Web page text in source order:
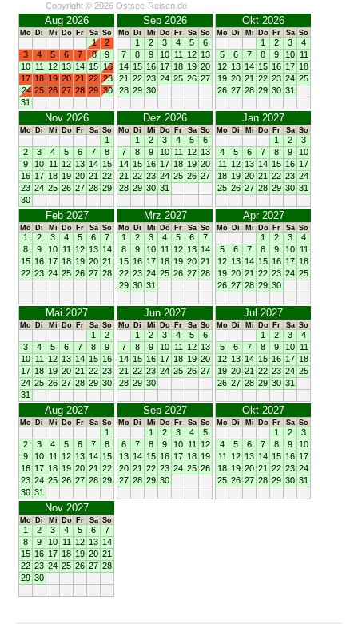
Copyright © 2026 Ostsee-Reisen.de
Aug 2026
Mo Di Mi Do Fr Sa So
1
2
3
4 5 6 7 8
9
10 11 12 13 14 15 16
17 18 19 20 21 22 23
24 25 26 27 28 29 30
31
Sep 2026
Mo Di Mi Do Fr Sa So
1 2 3 4 5
6
7
8 9 10 11 12 13
14 15 16 17 18 19 20
21 22 23 24 25 26 27
28 29 30
Okt 2026
Mo Di Mi Do Fr Sa So
1 2 3
4
5
6 7 8 9 10 11
12 13 14 15 16 17 18
19 20 21 22 23 24 25
26 27 28 29 30 31
Nov 2026
Mo Di Mi Do Fr Sa So
1
2
3 4 5 6 7
8
9
10 11 12 13 14 15
16 17 18 19 20 21 22
23 24 25 26 27 28 29
30
Dez 2026
Mo Di Mi Do Fr Sa So
1 2 3 4 5
6
7
8 9 10 11 12 13
14 15 16 17 18 19 20
21 22 23 24 25 26 27
28 29 30 31
Jan 2027
Mo Di Mi Do Fr Sa So
1 2
3
4
5 6 7 8 9
10
11
12 13 14 15 16 17
18 19 20 21 22 23 24
25 26 27 28 29 30 31
Feb 2027
Mo Di Mi Do Fr Sa So
1 2 3 4 5 6
7
8
9 10 11 12 13 14
15 16 17 18 19 20 21
22 23 24 25 26 27 28
Mrz 2027
Mo Di Mi Do Fr Sa So
1 2 3 4 5 6
7
8
9 10 11 12 13 14
15 16 17 18 19 20 21
22 23 24 25 26 27 28
29 30 31
Apr 2027
Mo Di Mi Do Fr Sa So
1 2 3
4
5
6 7 8 9 10 11
12 13 14 15 16 17 18
19 20 21 22 23 24 25
26 27 28 29 30
Mai 2027
Mo Di Mi Do Fr Sa So
1
2
3
4 5 6 7 8
9
10 11 12 13 14 15 16
17 18 19 20 21 22 23
24 25 26 27 28 29 30
31
Jun 2027
Mo Di Mi Do Fr Sa So
1 2 3 4 5
6
7
8 9 10 11 12 13
14 15 16 17 18 19 20
21 22 23 24 25 26 27
28 29 30
Jul 2027
Mo Di Mi Do Fr Sa So
1 2 3
4
5
6 7 8 9 10 11
12 13 14 15 16 17 18
19 20 21 22 23 24 25
26 27 28 29 30 31
Aug 2027
Mo Di Mi Do Fr Sa So
1
2
3 4 5 6 7
8
9
10 11 12 13 14 15
16 17 18 19 20 21 22
23 24 25 26 27 28 29
30 31
Sep 2027
Mo Di Mi Do Fr Sa So
1 2 3 4
5
6
7 8 9 10 11
12
13 14 15 16 17 18 19
20 21 22 23 24 25 26
27 28 29 30
Okt 2027
Mo Di Mi Do Fr Sa So
1 2
3
4
5 6 7 8 9
10
11
12 13 14 15 16 17
18 19 20 21 22 23 24
25 26 27 28 29 30 31
Nov 2027
Mo Di Mi Do Fr Sa So
1 2 3 4 5 6
7
8
9 10 11 12 13 14
15 16 17 18 19 20 21
22 23 24 25 26 27 28
29 30